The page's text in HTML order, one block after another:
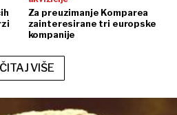
Za preuzimanje Komparea
zainteresirane tri europske
kompanije
VIŠE